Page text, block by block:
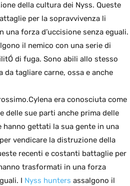
della cultura dei Nyss. Queste
per la sopravvivenza li
una forza d’uccisione senza eguali.
il nemico con una serie di
di fuga. Sono abili allo stesso
da tagliare carne, ossa e anche
Cylena era conosciuta come
delle sue parti anche prima delle
hanno gettati la sua gente in una
vendicare la distruzione della
recenti e costanti battaglie per
trasformati in una forza
I Nyss hunters assalgono il